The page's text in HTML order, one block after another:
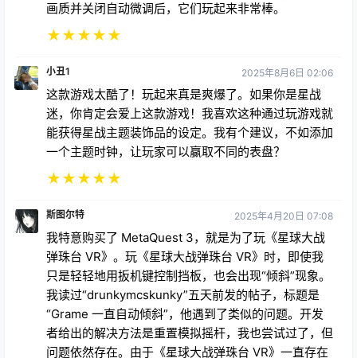
画质并关闭自动微调后，它们玩起来非常棒。
★★★★★
小丑1 2025年8月6日 02:06
这款游戏太酷了！玩起来真是爽爆了。如果你是星战
迷，你肯定会爱上这款游戏！我喜欢这种通过玩游戏就
能获得星战主题装饰品的设定。我有个建议，不如添加
一个主题时钟，让玩家可以赢取不同的表盘？
★★★★★
斯图尔特 2025年4月20日 07:08
我特意购买了 MetaQuest 3，就是为了玩《星球大战
弹珠台 VR》。玩《星球大战弹珠台 VR》时，即使我
只是轻轻地用扳机键控制挡板，也会出现“倾斜”现象。
我读过“drunkymcskunky”五天前发的帖子，标题是
“Grame 一直自动倾斜”，他遇到了类似的问题。开发
者给出的解决方法是重置模拟摇杆，我也尝试过了，但
问题依然存在。由于《星球大战弹珠台 VR》一直存在